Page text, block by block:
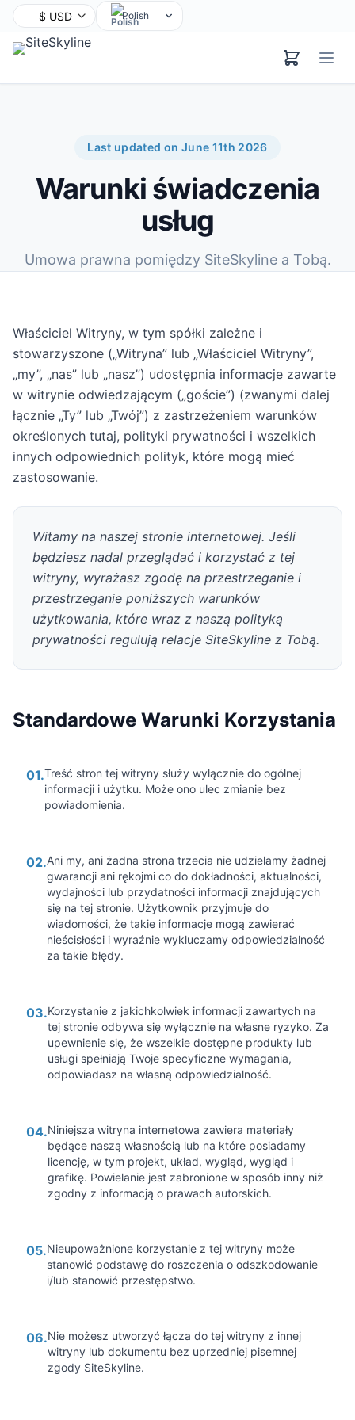
Polish
Bengali
Russian
Urdu
Japanese
Turkish
Korean
Italian
Vietnamese
Danish
Last updated on June 11th 2026
Warunki świadczenia
usług
Umowa prawna pomiędzy SiteSkyline a Tobą.
Właściciel Witryny, w tym spółki zależne i
stowarzyszone („Witryna” lub „Właściciel Witryny”,
„my”, „nas” lub „nasz”) udostępnia informacje zawarte
w witrynie odwiedzającym („goście”) (zwanymi dalej
łącznie „Ty” lub „Twój”) z zastrzeżeniem warunków
określonych tutaj, polityki prywatności i wszelkich
innych odpowiednich polityk, które mogą mieć
zastosowanie.
Witamy na naszej stronie internetowej. Jeśli
będziesz nadal przeglądać i korzystać z tej
witryny, wyrażasz zgodę na przestrzeganie i
przestrzeganie poniższych warunków
użytkowania, które wraz z naszą polityką
prywatności regulują relacje SiteSkyline z Tobą.
Standardowe Warunki Korzystania
01.Treść stron tej witryny służy wyłącznie do ogólnej
informacji i użytku. Może ono ulec zmianie bez
powiadomienia.
02.Ani my, ani żadna strona trzecia nie udzielamy żadnej
gwarancji ani rękojmi co do dokładności, aktualności,
wydajności lub przydatności informacji znajdujących
się na tej stronie. Użytkownik przyjmuje do
wiadomości, że takie informacje mogą zawierać
nieścisłości i wyraźnie wykluczamy odpowiedzialność
za takie błędy.
03.Korzystanie z jakichkolwiek informacji zawartych na
tej stronie odbywa się wyłącznie na własne ryzyko. Za
upewnienie się, że wszelkie dostępne produkty lub
usługi spełniają Twoje specyficzne wymagania,
odpowiadasz na własną odpowiedzialność.
04.Niniejsza witryna internetowa zawiera materiały
będące naszą własnością lub na które posiadamy
licencję, w tym projekt, układ, wygląd, wygląd i
grafikę. Powielanie jest zabronione w sposób inny niż
zgodny z informacją o prawach autorskich.
05.Nieupoważnione korzystanie z tej witryny może
stanowić podstawę do roszczenia o odszkodowanie
i/lub stanowić przestępstwo.
06.Nie możesz utworzyć łącza do tej witryny z innej
witryny lub dokumentu bez uprzedniej pisemnej
zgody SiteSkyline.